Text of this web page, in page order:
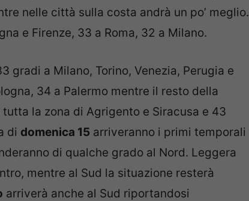
nelle città sulla costa andrà un po’ meglio.
e Firenze, 33 a Roma, 32 a Milano.
gradi a Milano, Torino, Venezia, Perugia e
34 a Palermo mentre il resto della
la zona di Agrigento e Siracusa e 43
di domenica 15 arriveranno i primi temporali
di qualche grado al Nord. Leggera
mentre al Sud la situazione resterà
arriverà anche al Sud riportandosi